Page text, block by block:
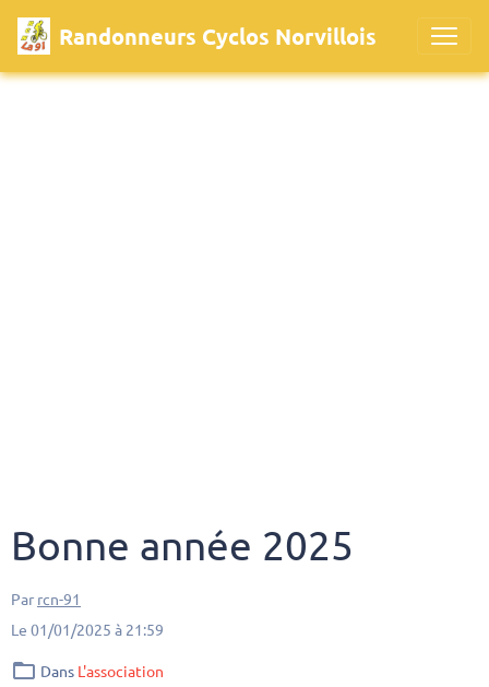
Randonneurs Cyclos Norvillois
Bonne année 2025
Par rcn-91
Le 01/01/2025 à 21:59
Dans L'association